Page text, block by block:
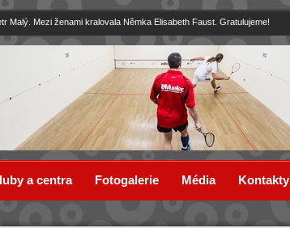
Malý. Mezi ženami kralovala Němka Elisabeth Faust. Gratulujeme!
a centra Fotogalerie Média Kontakty